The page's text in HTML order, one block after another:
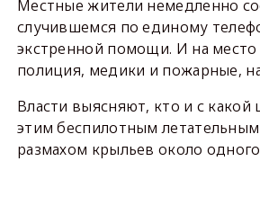
Местные жители немедленно
случившемся по единому
экстренной помощи. И на место
полиция, медики и пожарные,
Власти выясняют, кто и с какой
этим беспилотным
размахом крыльев около